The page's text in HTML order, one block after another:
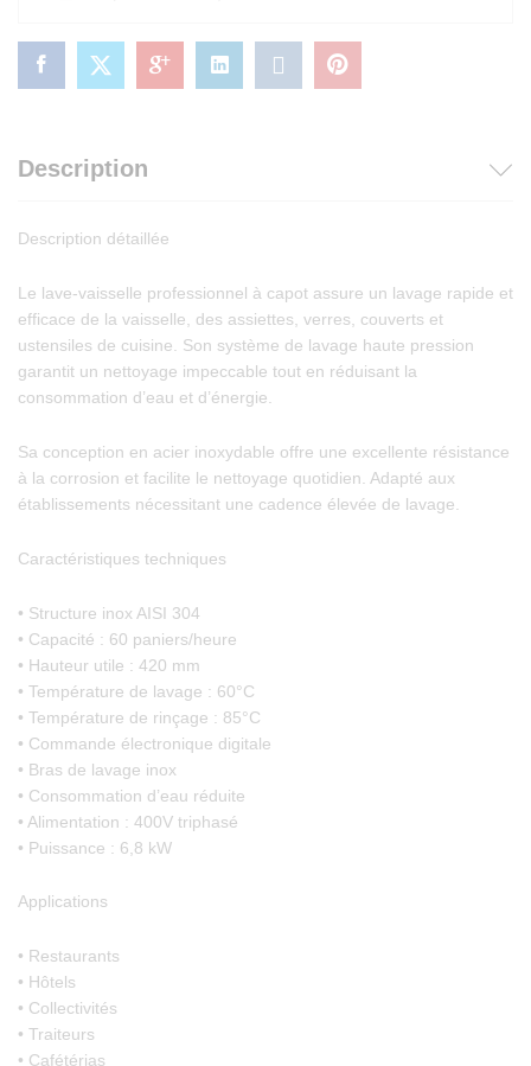
Description
Description détaillée
Le lave-vaisselle professionnel à capot assure un lavage rapide et
efficace de la vaisselle, des assiettes, verres, couverts et
ustensiles de cuisine. Son système de lavage haute pression
garantit un nettoyage impeccable tout en réduisant la
consommation d’eau et d’énergie.
Sa conception en acier inoxydable offre une excellente résistance
à la corrosion et facilite le nettoyage quotidien. Adapté aux
établissements nécessitant une cadence élevée de lavage.
Caractéristiques techniques
• Structure inox AISI 304
• Capacité : 60 paniers/heure
• Hauteur utile : 420 mm
• Température de lavage : 60°C
• Température de rinçage : 85°C
• Commande électronique digitale
• Bras de lavage inox
• Consommation d’eau réduite
• Alimentation : 400V triphasé
• Puissance : 6,8 kW
Applications
• Restaurants
• Hôtels
• Collectivités
• Traiteurs
• Cafétérias